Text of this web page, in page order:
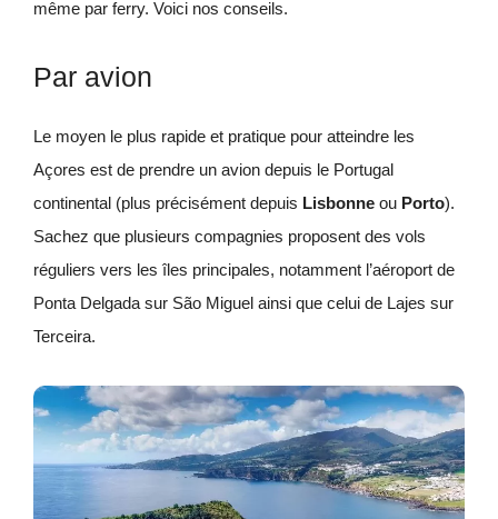
même par ferry. Voici nos conseils.
Par avion
Le moyen le plus rapide et pratique pour atteindre les
Açores est de prendre un avion depuis le Portugal
continental (plus précisément depuis Lisbonne ou Porto).
Sachez que plusieurs compagnies proposent des vols
réguliers vers les îles principales, notamment l’aéroport de
Ponta Delgada sur São Miguel ainsi que celui de Lajes sur
Terceira.